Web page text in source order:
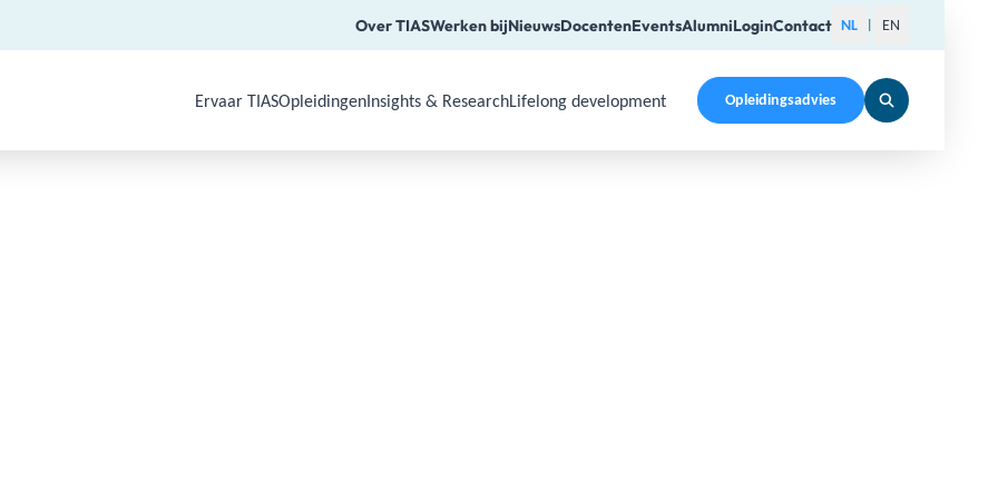
Over TIASWerken bijNieuwsDocentenEventsAlumniLoginContact NL EN
Use Arrow Down, Enter or Space to open a submenu. Use Arrow Up, Home, End to navigate items
Ervaar TIASOpleidingenInsights & ResearchLifelong development Opleidingsadvies